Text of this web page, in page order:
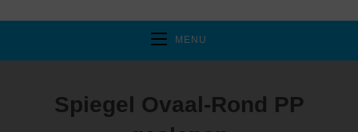
MENU
Spiegel Ovaal-Rond PP